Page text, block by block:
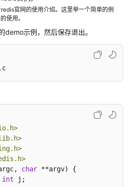
官网的使用介绍。这里举一个简单的例
使用。
demo示例，然后保存退出。
char **argv)
{
int j;